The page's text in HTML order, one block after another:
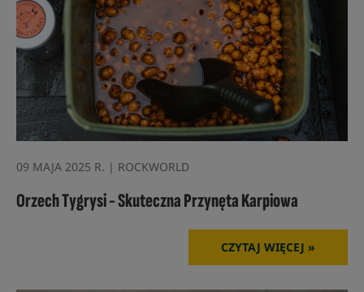
09 MAJA 2025 R. | ROCKWORLD
Orzech Tygrysi - Skuteczna Przynęta Karpiowa
CZYTAJ WIĘCEJ »